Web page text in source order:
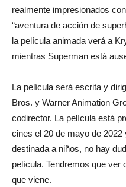
realmente impresionados
“aventura de acción de
la película animada verá a
mientras Superman está
La película será escrita y
Bros. y Warner Animation
codirector. La película está
cines el 20 de mayo de
destinada a niños, no hay
película. Tendremos que ver
que viene.